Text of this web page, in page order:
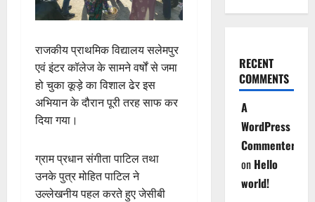
राजकीय प्राथमिक विद्यालय सलेमपुर
एवं इंटर कॉलेज के सामने वर्षों से जमा
हो चुका कूड़े का विशाल ढेर इस
अभियान के दौरान पूरी तरह साफ कर
दिया गया।
ग्राम प्रधान संगीता पाटिल तथा
उनके पुत्र मोहित पाटिल ने
उल्लेखनीय पहल करते हुए जेसीबी
RECENT
COMMENTS
A
WordPress
Commenter
on Hello
world!